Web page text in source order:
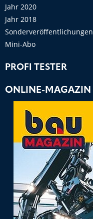
Jahr 2020
Jahr 2018
Sonderveröffentlichungen
Mini-Abo
PROFI TESTER
ONLINE-MAGAZIN